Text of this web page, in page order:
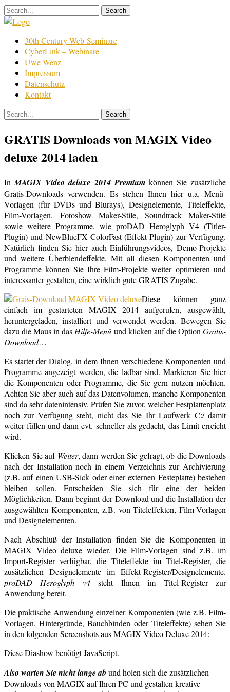
Skip
to
Film
Bearbeitung
30th Century Web-Seminare
CyberLink – Webinare
Uwe Wenz
Impressum
Datenschutz
Kontakt
GRATIS Downloads von MAGIX Video
deluxe 2014 laden
InMAGIX Video deluxe 2014 Premium können Sie zusätzliche
Gratis-Downloads verwenden. Es stehen Ihnen hier u.a. Menü-
Vorlagen (für DVDs und Blurays), Designelemente, Titeleffekte,
Film-Vorlagen, Fotoshow Maker-Stile, Soundtrack Maker-Stile
sowie weitere Programme, wie proDAD Heroglyph V4 (Titler-
Plugin) und NewBlueFX ColorFast (Effekt-Plugin) zur Verfügung.
Natürlich finden Sie hier auch Einführungsvideos, Demo-Projekte
und weitere Überblendeffekte. Mit all diesen Komponenten und
Programme können Sie Ihre Film-Projekte weiter optimieren und
interessanter gestalten, eine wirklich gute GRATIS Zugabe.
Diese können ganz
einfach im gestarteten MAGIX 2014 aufgerufen, ausgewählt,
heruntergeladen, installiert und verwendet werden. Bewegen Sie
dazu die Maus in das Hilfe-Menü und klicken auf die OptionGratis-
Download…
Es startet der Dialog, in dem Ihnen verschiedene Komponenten und
Programme angezeigt werden, die ladbar sind. Markieren Sie hier
die Komponenten oder Programme, die Sie gern nutzen möchten.
Achten Sie aber auch auf das Datenvolumen, manche Komponenten
sind da sehr datenintensiv. Prüfen Sie zuvor, welcher Festplattenplatz
noch zur Verfügung steht, nicht das Sie Ihr Laufwerk C:/ damit
weiter füllen und dann evt. schneller als gedacht, das Limit erreicht
wird.
Klicken Sie auf Weiter, dann werden Sie gefragt, ob die Downloads
nach der Installation noch in einem Verzeichnis zur Archivierung
(z.B. auf einen USB-Sick oder einer externen Festeplatte) bestehen
bleiben sollen. Entscheiden Sie sich für eine der beiden
Möglichkeiten. Dann beginnt der Download und die Installation der
ausgewählten Komponenten, z.B. von Titeleffekten, Film-Vorlagen
und Designelementen.
Nach Abschluß der Installation finden Sie die Komponenten in
MAGIX Video deluxe wieder. Die Film-Vorlagen sind z.B. im
Import-Register verfügbar, die Titeleffekte im Titel-Register, die
zusätzlichen Designelemente im Effekt-Register/Designelemente.
proDAD Heroglyph v4steht Ihnen im Titel-Register zur
Anwendung bereit.
Die praktische Anwendung einzelner Komponenten (wie z.B. Film-
Vorlagen, Hintergründe, Bauchbinden oder Titeleffekte) sehen Sie
in den folgenden Screenshots aus MAGIX Video Deluxe 2014:
Diese Diashow benötigt JavaScript.
Also warten Sie nicht lange ab und holen sich die zusätzlichen
Downloads von MAGIX auf Ihren PC und gestalten kreative